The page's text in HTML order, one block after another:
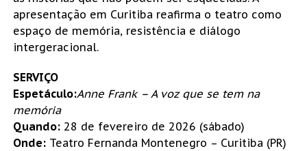
apresentação em Curitiba reafirma o teatro como
espaço de memória, resistência e diálogo
intergeracional.
SERVIÇO
Espetáculo:Anne Frank – A voz que se tem na
memória
Quando:28 de fevereiro de 2026 (sábado)
Onde:Teatro Fernanda Montenegro – Curitiba (PR)